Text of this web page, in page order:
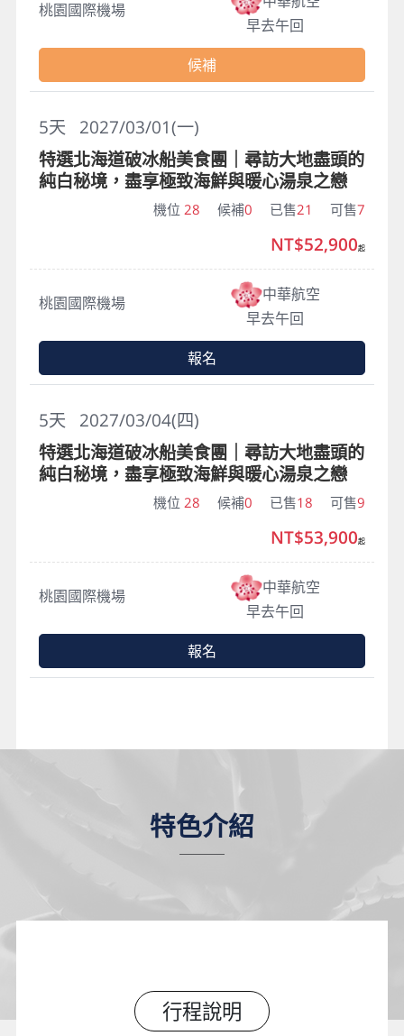
特色介紹
行程說明
桃園國際機場
早去午回
候補
2027/03/01(一)
5天
特選北海道破冰船美食團｜尋訪大地盡頭的
純白秘境，盡享極致海鮮與暖心湯泉之戀
機位 28 候補0 已售21 可售7
桃園國際機場
中華航空
早去午回
NT$52,900起
報名
2027/03/04(四)
5天
特選北海道破冰船美食團｜尋訪大地盡頭的
純白秘境，盡享極致海鮮與暖心湯泉之戀
機位 28 候補0 已售18 可售9
桃園國際機場
中華航空
早去午回
NT$53,900起
報名